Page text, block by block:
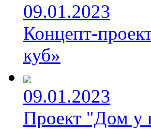
09.01.2023
Концепт-
куб»
09.01.2023
Проект "Дом у